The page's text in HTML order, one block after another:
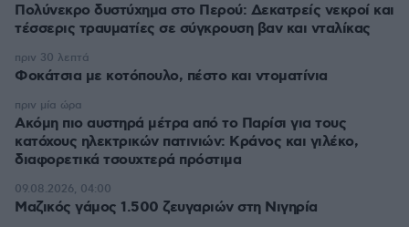
Πολύνεκρο δυστύχημα στο Περού: Δεκατρείς νεκροί και
τέσσερις τραυματίες σε σύγκρουση βαν και νταλίκας
Φοκάτσια με κοτόπουλο, πέστο και ντοματίνια
πριν 30 λεπτά
Ακόμη πιο αυστηρά μέτρα από το Παρίσι για τους
κατόχους ηλεκτρικών πατινιών: Κράνος και γιλέκο,
διαφορετικά τσουχτερά πρόστιμα
πριν μία ώρα
Μαζικός γάμος 1.500 ζευγαριών στη Νιγηρία
09.08.2026, 04:00